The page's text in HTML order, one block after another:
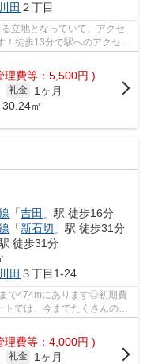
川田 ２丁目
立地となっていて、アクセ
！徒歩13分で駅へのアクセス
理費等：5,500円 )
礼金
1ヶ月
㎡
「吉田 」駅 徒歩16分
「新石切 」駅 徒歩31分
徒歩31分
川田 ３丁目1-24
で474mにあります◎初期費
では、今までたくさんの近
理費等：4,000円 )
礼金
1ヶ月